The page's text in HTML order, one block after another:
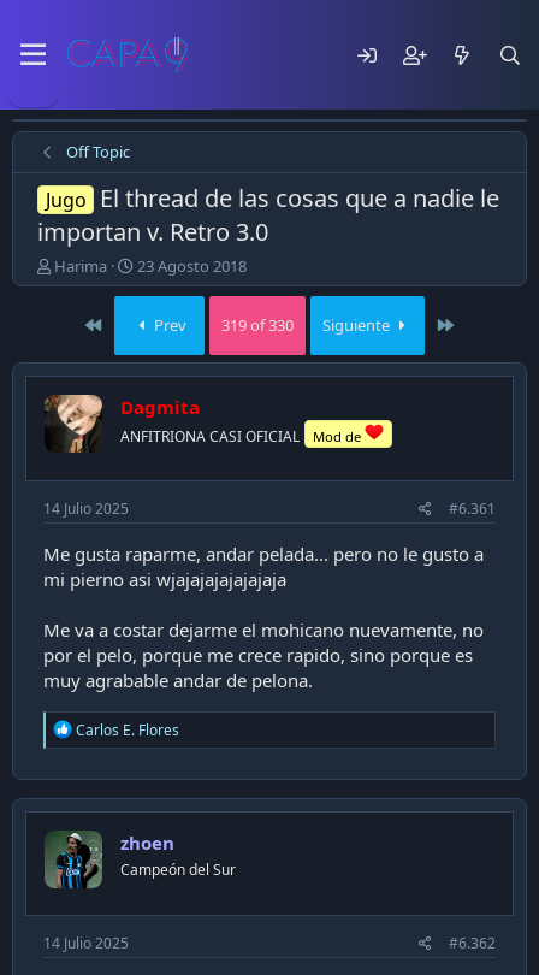
Off Topic
Jugo
El thread de las cosas que a nadie le
importan v. Retro 3.0
E
m
ó
e
e
m
a
Harima
F
e
h
a
d
p
u
l
c
a
c
i
n
23 Agosto 2018
First Prev 319 of 330 Siguiente
Dagmita
ANFITRIONA CASI OFICIAL Mod de
14 Julio 2025 #6.361
Me gusta raparme, andar pelada... pero no le gusto a
mi pierno asi wjajajajajajajaja
Me va a costar dejarme el mohicano nuevamente, no
por el pelo, porque me crece rapido, sino porque es
muy agrabable andar de pelona.
R
e
c
t
o
n
s
Carlos E. Flores
zhoen
Campeón del Sur
14 Julio 2025 #6.362